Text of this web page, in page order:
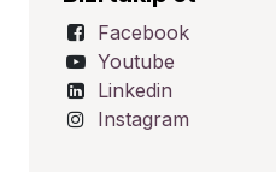
Facebook
Youtube
Linkedin
Instagram